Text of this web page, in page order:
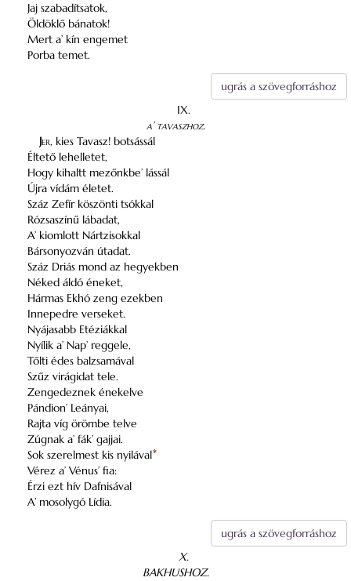
Jaj szabadítsatok,
Öldöklő bánatok!
Mert a’ kín engemet
Porba temet.
ugrás a szövegforráshoz
IX.
a’ tavaszhoz.
Jer, kies Tavasz! botsássál
Éltető lehelletet,
Hogy kihaltt mezőnkbe’ lássál
Újra vídám életet.
Száz Zefír köszönti tsókkal
Rózsaszínű lábadat,
A’ kiomlott Nártzisokkal
Bársonyozván útadat.
Száz Driás mond az hegyekben
Néked áldó éneket,
Hármas Ekhó zeng ezekben
Innepedre verseket.
Nyájasabb Etéziákkal
Nyílik a’ Nap’ reggele,
Tőlti édes balzsamával
Szűz virágidat tele.
Zengedeznek énekelve
Pándion’ Leányai,
Rajta víg örömbe telve
Zúgnak a’ fák’ gajjai.
Sok szerelmest kis nyilával*
Vérez a’ Vénus’ fia:
Érzi ezt hív Dafnisával
A’ mosolygó Lídia.
ugrás a szövegforráshoz
X.
BAKHUSHOZ.